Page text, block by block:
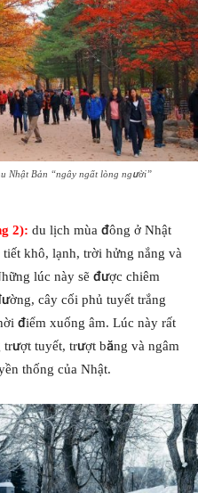
Nhật Bản “ngây ngất lòng người”
2): du lịch mùa đông ở Nhật
khô, lạnh, trời hửng nắng và
lúc này sẽ được chiêm
cây cối phủ tuyết trắng
điểm xuống âm. Lúc này rất
tuyết, trượt băng và ngâm
thống của Nhật.